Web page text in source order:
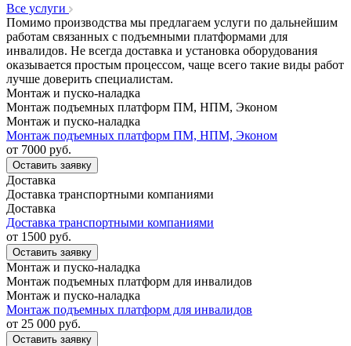
Все услуги
Помимо производства мы предлагаем услуги по дальнейшим
работам связанных с подъемными платформами для
инвалидов. Не всегда доставка и установка оборудования
оказывается простым процессом, чаще всего такие виды работ
лучше доверить специалистам.
Монтаж и пуско-наладка
Монтаж подъемных платформ ПМ, НПМ, Эконом
Монтаж и пуско-наладка
Монтаж подъемных платформ ПМ, НПМ, Эконом
от 7000 руб.
Оставить заявку
Доставка
Доставка транспортными компаниями
Доставка
Доставка транспортными компаниями
от 1500 руб.
Оставить заявку
Монтаж и пуско-наладка
Монтаж подъемных платформ для инвалидов
Монтаж и пуско-наладка
Монтаж подъемных платформ для инвалидов
от 25 000 руб.
Оставить заявку